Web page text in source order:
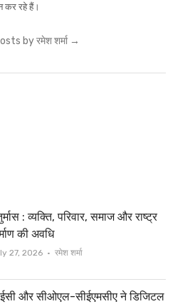
कर रहे हैं।
by रमेश शर्मा →
: व्यक्ति, परिवार, समाज और राष्ट्र
की अवधि
27, 2026 Author
रमेश शर्मा
और सीओएल-सीईएमसीए ने डिजिटल